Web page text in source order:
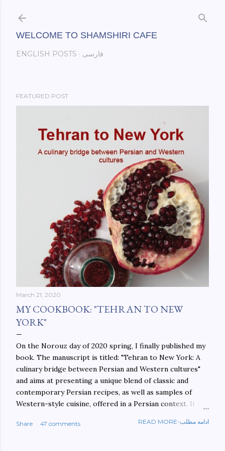
WELCOME TO SHAMSHIRI CAFE
ENGLISH POSTS فارسی
FEATURED POST
March 21, 2020
MY COOKBOOK: "TEHRAN TO NEW
YORK"
On the Norouz day of 2020 spring, I finally published my
book. The manuscript is titled: "Tehran to New York: A
culinary bridge between Persian and Western cultures"
and aims at presenting a unique blend of classic and
contemporary Persian recipes, as well as samples of
Western-style cuisine, offered in a Persian context. It is
walls. This book aims at constructing a bridge between
Share 47 comments READ MORE-ادامه مطلب